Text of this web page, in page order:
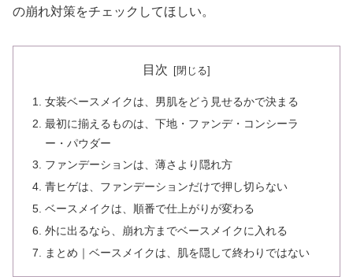
の崩れ対策をチェックしてほしい。
目次
女装ベースメイクは、男肌をどう見せるかで決まる
最初に揃えるものは、下地・ファンデ・コンシーラ
ー・パウダー
ファンデーションは、薄さより隠れ方
青ヒゲは、ファンデーションだけで押し切らない
ベースメイクは、順番で仕上がりが変わる
外に出るなら、崩れ方までベースメイクに入れる
まとめ｜ベースメイクは、肌を隠して終わりではない